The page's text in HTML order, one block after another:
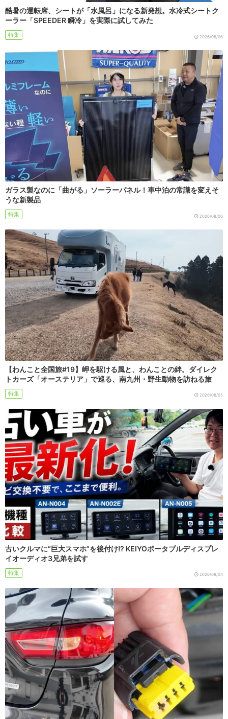
酷暑の運転席、シートが「水風呂」になる新発想。水冷式シートク
ーラー「SPEEDER 瞬冷」を実際に試してみた
特集 2026/08/06
ガラス製なのに「曲がる」ソーラーパネル！車中泊の常識を変えそ
うな新製品
特集 2026/08/06
【わんこと全国旅#19】岬を駆ける風と、わんことの絆。ダイレク
トカーズ「オーステリア」で巡る、南九州・野生動物を訪ねる旅
特集 2026/08/05
古いクルマに“巨大スマホ”を後付け!? KEIYOポータブルディスプレ
イオーディオ3兄弟を試す
特集 2026/08/04